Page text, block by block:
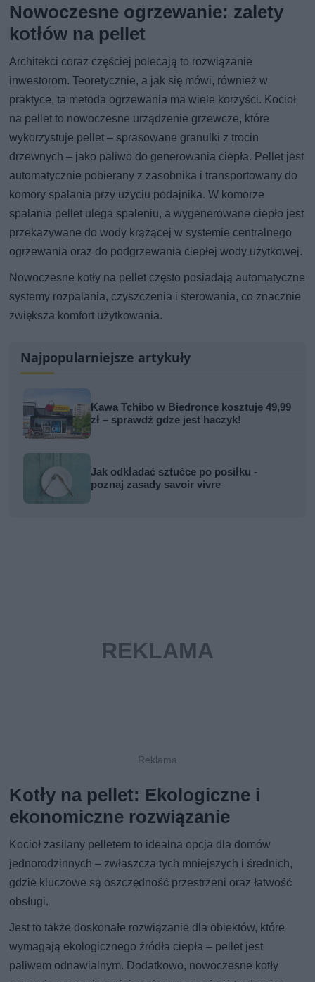
Nowoczesne ogrzewanie: zalety
kotłów na pellet
Architekci coraz częściej polecają to rozwiązanie
inwestorom. Teoretycznie, a jak się mówi, również w
praktyce, ta metoda ogrzewania ma wiele korzyści. Kocioł
na pellet to nowoczesne urządzenie grzewcze, które
wykorzystuje pellet – sprasowane granulki z trocin
drzewnych – jako paliwo do generowania ciepła. Pellet jest
automatycznie pobierany z zasobnika i transportowany do
komory spalania przy użyciu podajnika. W komorze
spalania pellet ulega spaleniu, a wygenerowane ciepło jest
przekazywane do wody krążącej w systemie centralnego
ogrzewania oraz do podgrzewania ciepłej wody użytkowej.
Nowoczesne kotły na pellet często posiadają automatyczne
systemy rozpalania, czyszczenia i sterowania, co znacznie
zwiększa komfort użytkowania.
Najpopularniejsze artykuły
Kawa Tchibo w Biedronce kosztuje 49,99
zł – sprawdź gdze jest haczyk!
Jak odkładać sztućce po posiłku -
poznaj zasady savoir vivre
Kotły na pellet: Ekologiczne i
ekonomiczne rozwiązanie
Kocioł zasilany pelletem to idealna opcja dla domów
jednorodzinnych – zwłaszcza tych mniejszych i średnich,
gdzie kluczowe są oszczędność przestrzeni oraz łatwość
obsługi.
Jest to także doskonałe rozwiązanie dla obiektów, które
wymagają ekologicznego źródła ciepła – pellet jest
paliwem odnawialnym. Dodatkowo, nowoczesne kotły